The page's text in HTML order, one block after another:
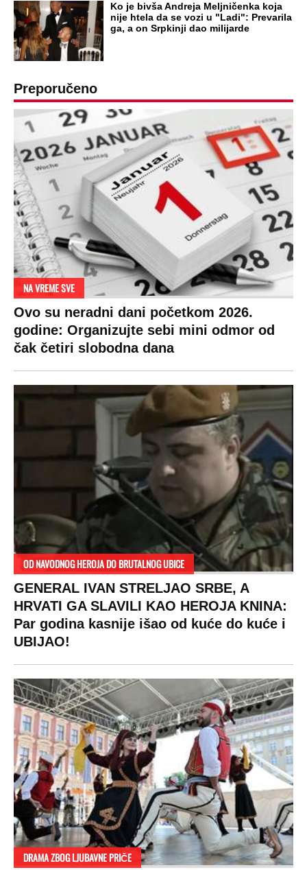
Ko je bivša Andreja Meljničenka koja
nije htela da se vozi u "Ladi": Prevarila
ga, a on Srpkinji dao milijarde
Preporučeno
NA VREME SVE
Ovo su neradni dani početkom 2026.
godine: Organizujte sebi mini odmor od
čak četiri slobodna dana
OD NAVODNOG HEROJA DO BRUTALNOG UBICE
GENERAL IVAN STRELJAO SRBE, A
HRVATI GA SLAVILI KAO HEROJA KNINA:
Par godina kasnije išao od kuće do kuće i
UBIJAO!
DRAMA ZBOG LJUBAVNE PRIČE